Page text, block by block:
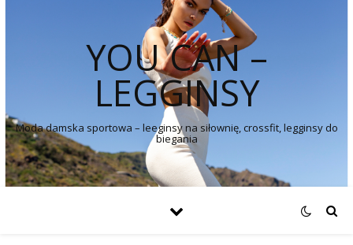
YOU CAN –
LEGGINSY
Moda damska sportowa – leeginsy na siłownię, crossfit, legginsy do
biegania